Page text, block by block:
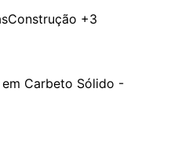
Construção +3
Carbeto Sólido -